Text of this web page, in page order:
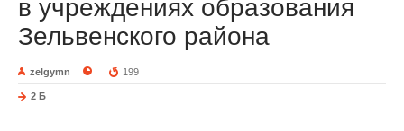
в учреждениях образования
Зельвенского района
zelgymn 199
2 Б